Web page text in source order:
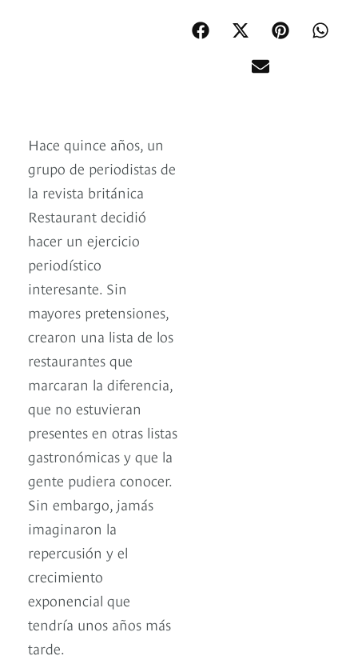
Hace quince años, un
grupo de periodistas de
la revista británica
Restaurant decidió
hacer un ejercicio
periodístico
interesante. Sin
mayores pretensiones,
crearon una lista de los
restaurantes que
marcaran la diferencia,
que no estuvieran
presentes en otras listas
gastronómicas y que la
gente pudiera conocer.
Sin embargo, jamás
imaginaron la
repercusión y el
crecimiento
exponencial que
tendría unos años más
tarde.